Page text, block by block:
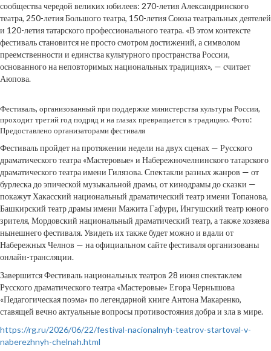
сообщества чередой великих юбилеев: 270-летия Александринского
театра, 250-летия Большого театра, 150-летия Союза театральных деятелей
и 120-летия татарского профессионального театра. «В этом контексте
фестиваль становится не просто смотром достижений, а символом
преемственности и единства культурного пространства России,
основанного на неповторимых национальных традициях», — считает
Аюпова.
Фестиваль, организованный при поддержке министерства культуры России,
проходит третий год подряд и на глазах превращается в традицию. Фото:
Предоставлено организаторами фестиваля
Фестиваль пройдет на протяжении недели на двух сценах — Русского
драматического театра «Мастеровые» и Набережночелнинского татарского
драматического театра имени Гилязова. Спектакли разных жанров — от
бурлеска до эпической музыкальной драмы, от кинодрамы до сказки —
покажут Хакасский национальный драматический театр имени Топанова,
Башкирский театр драмы имени Мажита Гафури, Ингушский театр юного
зрителя, Мордовский национальный драматический театр, а также хозяева
нынешнего фестиваля. Увидеть их также будет можно и вдали от
Набережных Челнов — на официальном сайте фестиваля организованы
онлайн-трансляции.
Завершится Фестиваль национальных театров 28 июня спектаклем
Русского драматического театра «Мастеровые» Егора Чернышова
«Педагогическая поэма» по легендарной книге Антона Макаренко,
ставящей вечно актуальные вопросы противостояния добра и зла в мире.
https://rg.ru/2026/06/22/festival-nacionalnyh-teatrov-startoval-v-
naberezhnyh-chelnah.html